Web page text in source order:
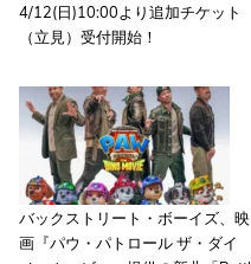
4/12(日)10:00より追加チケット
（立見）受付開始！
バックストリート・ボーイズ、映
画『パウ・パトロール ザ・ダイ